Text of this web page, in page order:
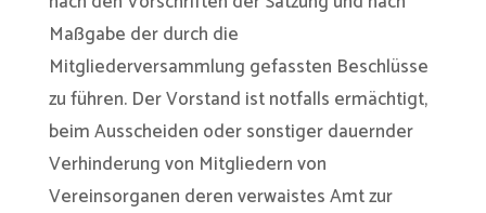
Maßgabe der durch die
Mitgliederversammlung gefassten Beschlüsse
zu führen. Der Vorstand ist notfalls ermächtigt,
beim Ausscheiden oder sonstiger dauernder
Verhinderung von Mitgliedern von
Vereinsorganen deren verwaistes Amt zur